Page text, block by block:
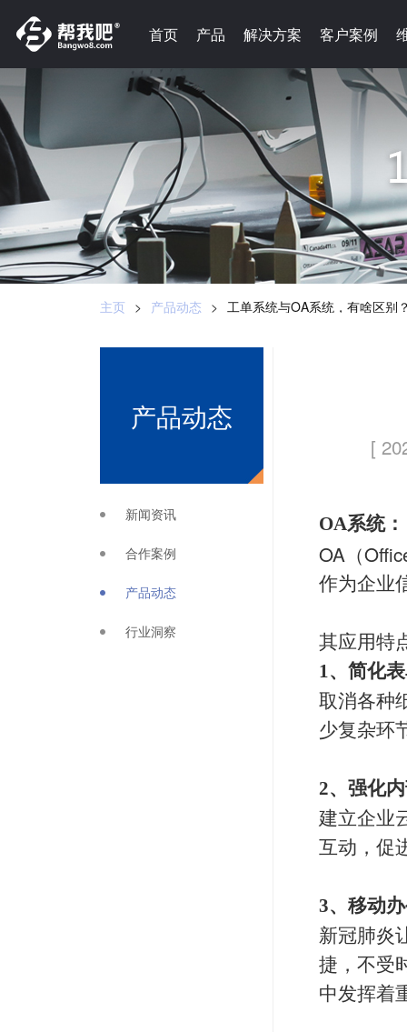
首页 产品 解决方案 客户案例
首页 产品 解决方案 客户案例
主页 > 产品动态 > 工单系统与OA系统，有啥区别
产品动态
新闻资讯
合作案例
产品动态
行业洞察
[
OA系统：
OA（
作为企业
其应用特
1 、简化
取消各种
少复杂环
2、强化
建立企业
互动，促
3、移动
新冠肺炎
捷，不受
中发挥着